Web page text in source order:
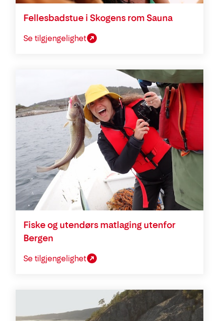
Fellesbadstue i Skogens rom Sauna
Se tilgjengelighet
Fiske og utendørs matlaging utenfor
Bergen
Se tilgjengelighet